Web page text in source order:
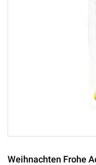
Weihnachten Frohe